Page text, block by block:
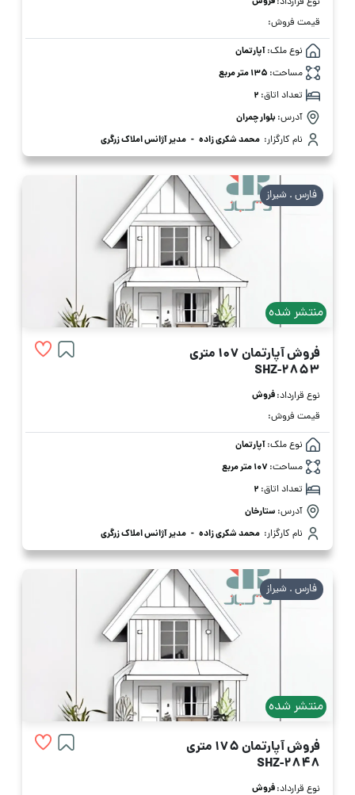
قیمت فروش:
نوع ملک:آپارتمان
مساحت: 135 متر مربع
تعداد اتاق: 2
آدرس:بلوار چمران
نام کارگزار: محمد شکری زاده - مدیر آژانس املاک زرگری
منتشر شده
فارس . شیراز
فروش آپارتمان 107 متری
SHZ-2853
نوع قرارداد:فروش
قیمت فروش:
نوع ملک:آپارتمان
مساحت: 107 متر مربع
تعداد اتاق: 2
آدرس: ستارخان
نام کارگزار: محمد شکری زاده - مدیر آژانس املاک زرگری
منتشر شده
فارس . شیراز
فروش آپارتمان 175 متری
SHZ-2848
نوع قرارداد:فروش